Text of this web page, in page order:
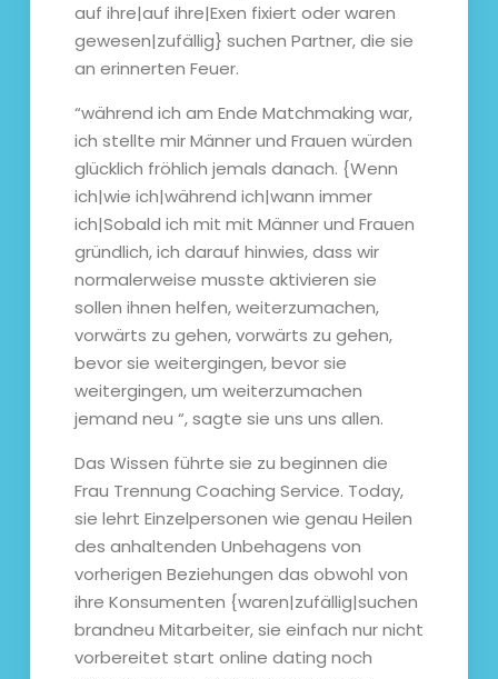
auf ihre|auf ihre|Exen fixiert oder waren
gewesen|zufällig} suchen Partner, die sie
an erinnerten Feuer.
“während ich am Ende Matchmaking war,
ich stellte mir Männer und Frauen würden
glücklich fröhlich jemals danach. {Wenn
ich|wie ich|während ich|wann immer
ich|Sobald ich mit mit Männer und Frauen
gründlich, ich darauf hinwies, dass wir
normalerweise musste aktivieren sie
sollen ihnen helfen, weiterzumachen,
vorwärts zu gehen, vorwärts zu gehen,
bevor sie weitergingen, bevor sie
weitergingen, um weiterzumachen
jemand neu “, sagte sie uns uns allen.
Das Wissen führte sie zu beginnen die
Frau Trennung Coaching Service. Today,
sie lehrt Einzelpersonen wie genau Heilen
des anhaltenden Unbehagens von
vorherigen Beziehungen das obwohl von
ihre Konsumenten {waren|zufällig|suchen
brandneu Mitarbeiter, sie einfach nur nicht
vorbereitet start online dating noch